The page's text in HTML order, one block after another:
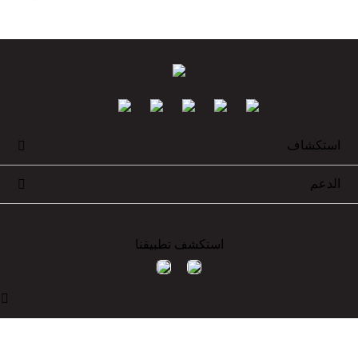
استكشاف 
الدعم 
استكشف تطبيقنا
